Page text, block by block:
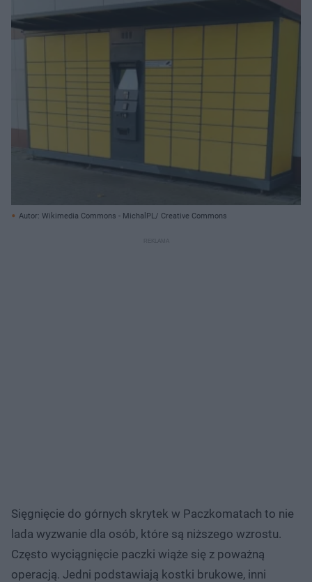
Autor: Wikimedia Commons - MichalPL/ Creative Commons
Sięgnięcie do górnych skrytek w Paczkomatach to nie
lada wyzwanie dla osób, które są niższego wzrostu.
Często wyciągnięcie paczki wiąże się z poważną
operacją. Jedni podstawiają kostki brukowe, inni